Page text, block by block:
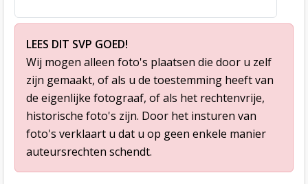
LEES DIT SVP GOED!
Wij mogen alleen foto's plaatsen die door u zelf
zijn gemaakt, of als u de toestemming heeft van
de eigenlijke fotograaf, of als het rechtenvrije,
historische foto's zijn. Door het insturen van
foto's verklaart u dat u op geen enkele manier
auteursrechten schendt.